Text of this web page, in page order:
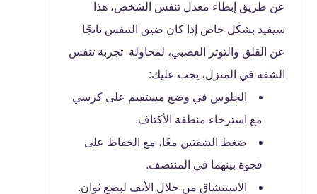
عن طريق إبطاء معدل تنفس الشخص، هذا
سيفيد بشكل خاص إذا كان ضيق التنفس ناتجًا
عن القلق والتوتر العصبي، لمحاولة تجربة تنفس
الشفة في المنزل، يجب عليك:
الجلوس في وضع مستقيم على كرسي
مع استرخاء منطقة الأكتاف.
ضغط الشفتين معًا، مع الحفاظ على
فجوة بينهما في المنتصف.
الاستنشاق من خلال الأنف لبضع ثوان.